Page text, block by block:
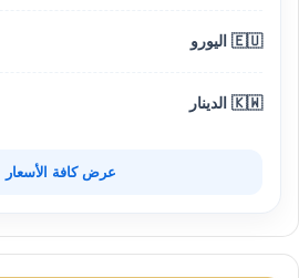
🇪🇺 اليورو
🇰🇼 الدينار
عرض كافة